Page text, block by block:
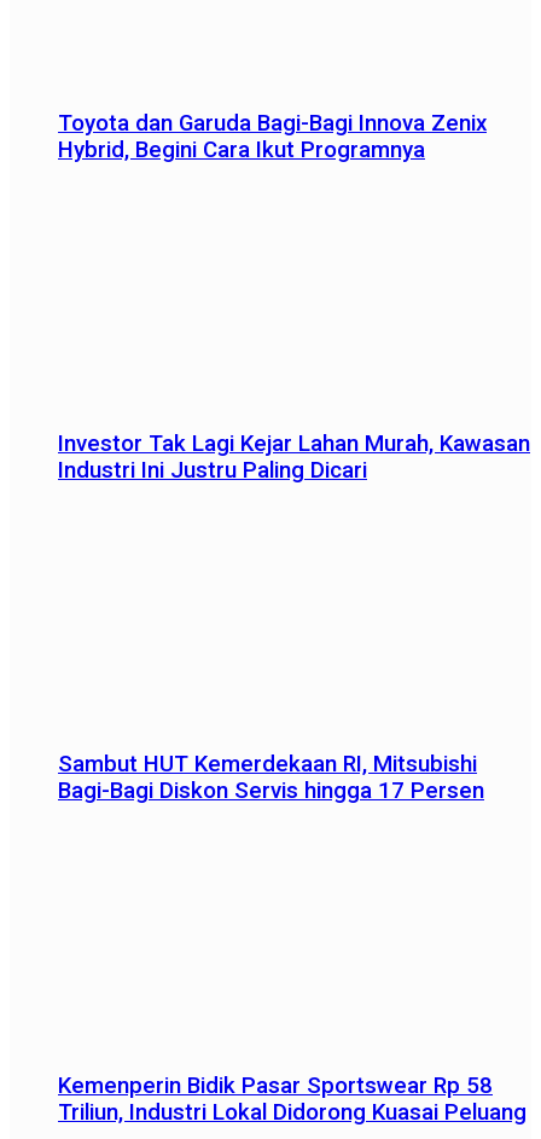
Toyota dan Garuda Bagi-Bagi Innova Zenix
Hybrid, Begini Cara Ikut Programnya
Investor Tak Lagi Kejar Lahan Murah, Kawasan
Industri Ini Justru Paling Dicari
Sambut HUT Kemerdekaan RI, Mitsubishi
Bagi-Bagi Diskon Servis hingga 17 Persen
Kemenperin Bidik Pasar Sportswear Rp 58
Triliun, Industri Lokal Didorong Kuasai Peluang